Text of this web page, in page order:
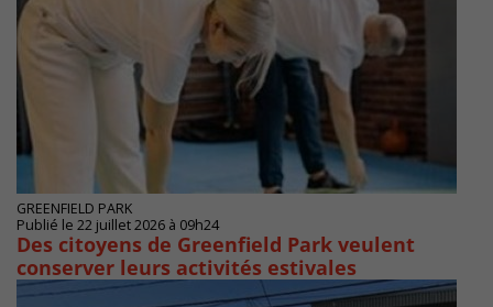
GREENFIELD PARK
Publié le 22 juillet 2026 à 09h24
Des citoyens de Greenfield Park veulent
conserver leurs activités estivales